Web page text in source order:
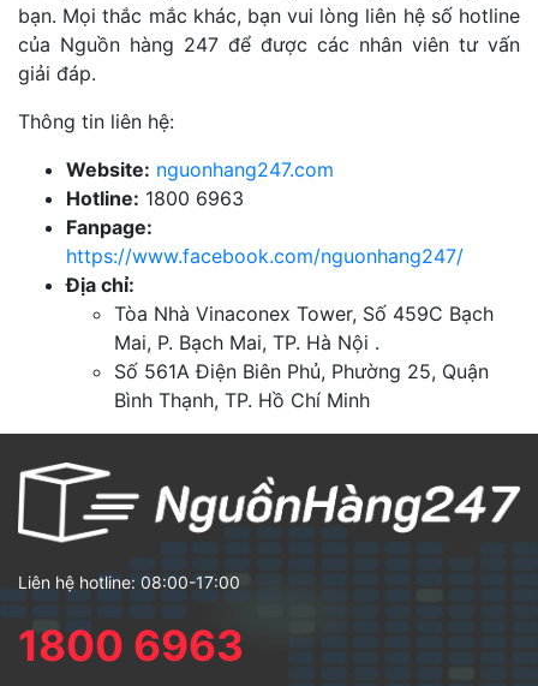
bạn. Mọi thắc mắc khác, bạn vui lòng liên hệ số hotline
của Nguồn hàng 247 để được các nhân viên tư vấn
giải đáp.
Thông tin liên hệ:
Website: nguonhang247.com
Hotline: 1800 6963
Fanpage:
https://www.facebook.com/nguonhang247/
Địa chỉ:
Tòa Nhà Vinaconex Tower, Số 459C Bạch
Mai, P. Bạch Mai, TP. Hà Nội .
Số 561A Điện Biên Phủ, Phường 25, Quận
Bình Thạnh, TP. Hồ Chí Minh
Liên hệ hotline: 08:00-17:00
1800 6963